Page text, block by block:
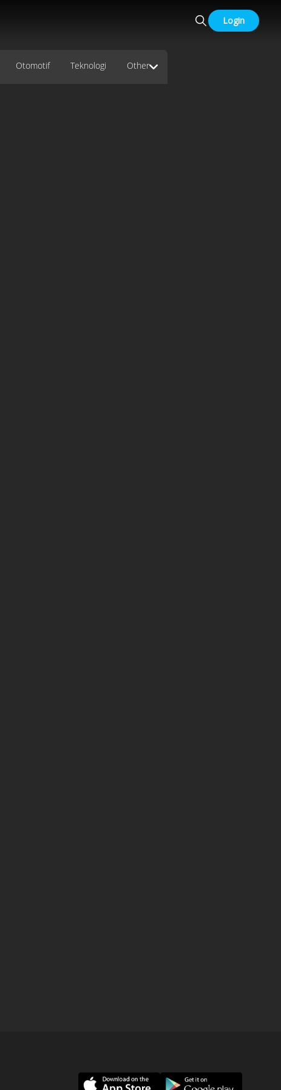
Login
Otomotif Teknologi Other